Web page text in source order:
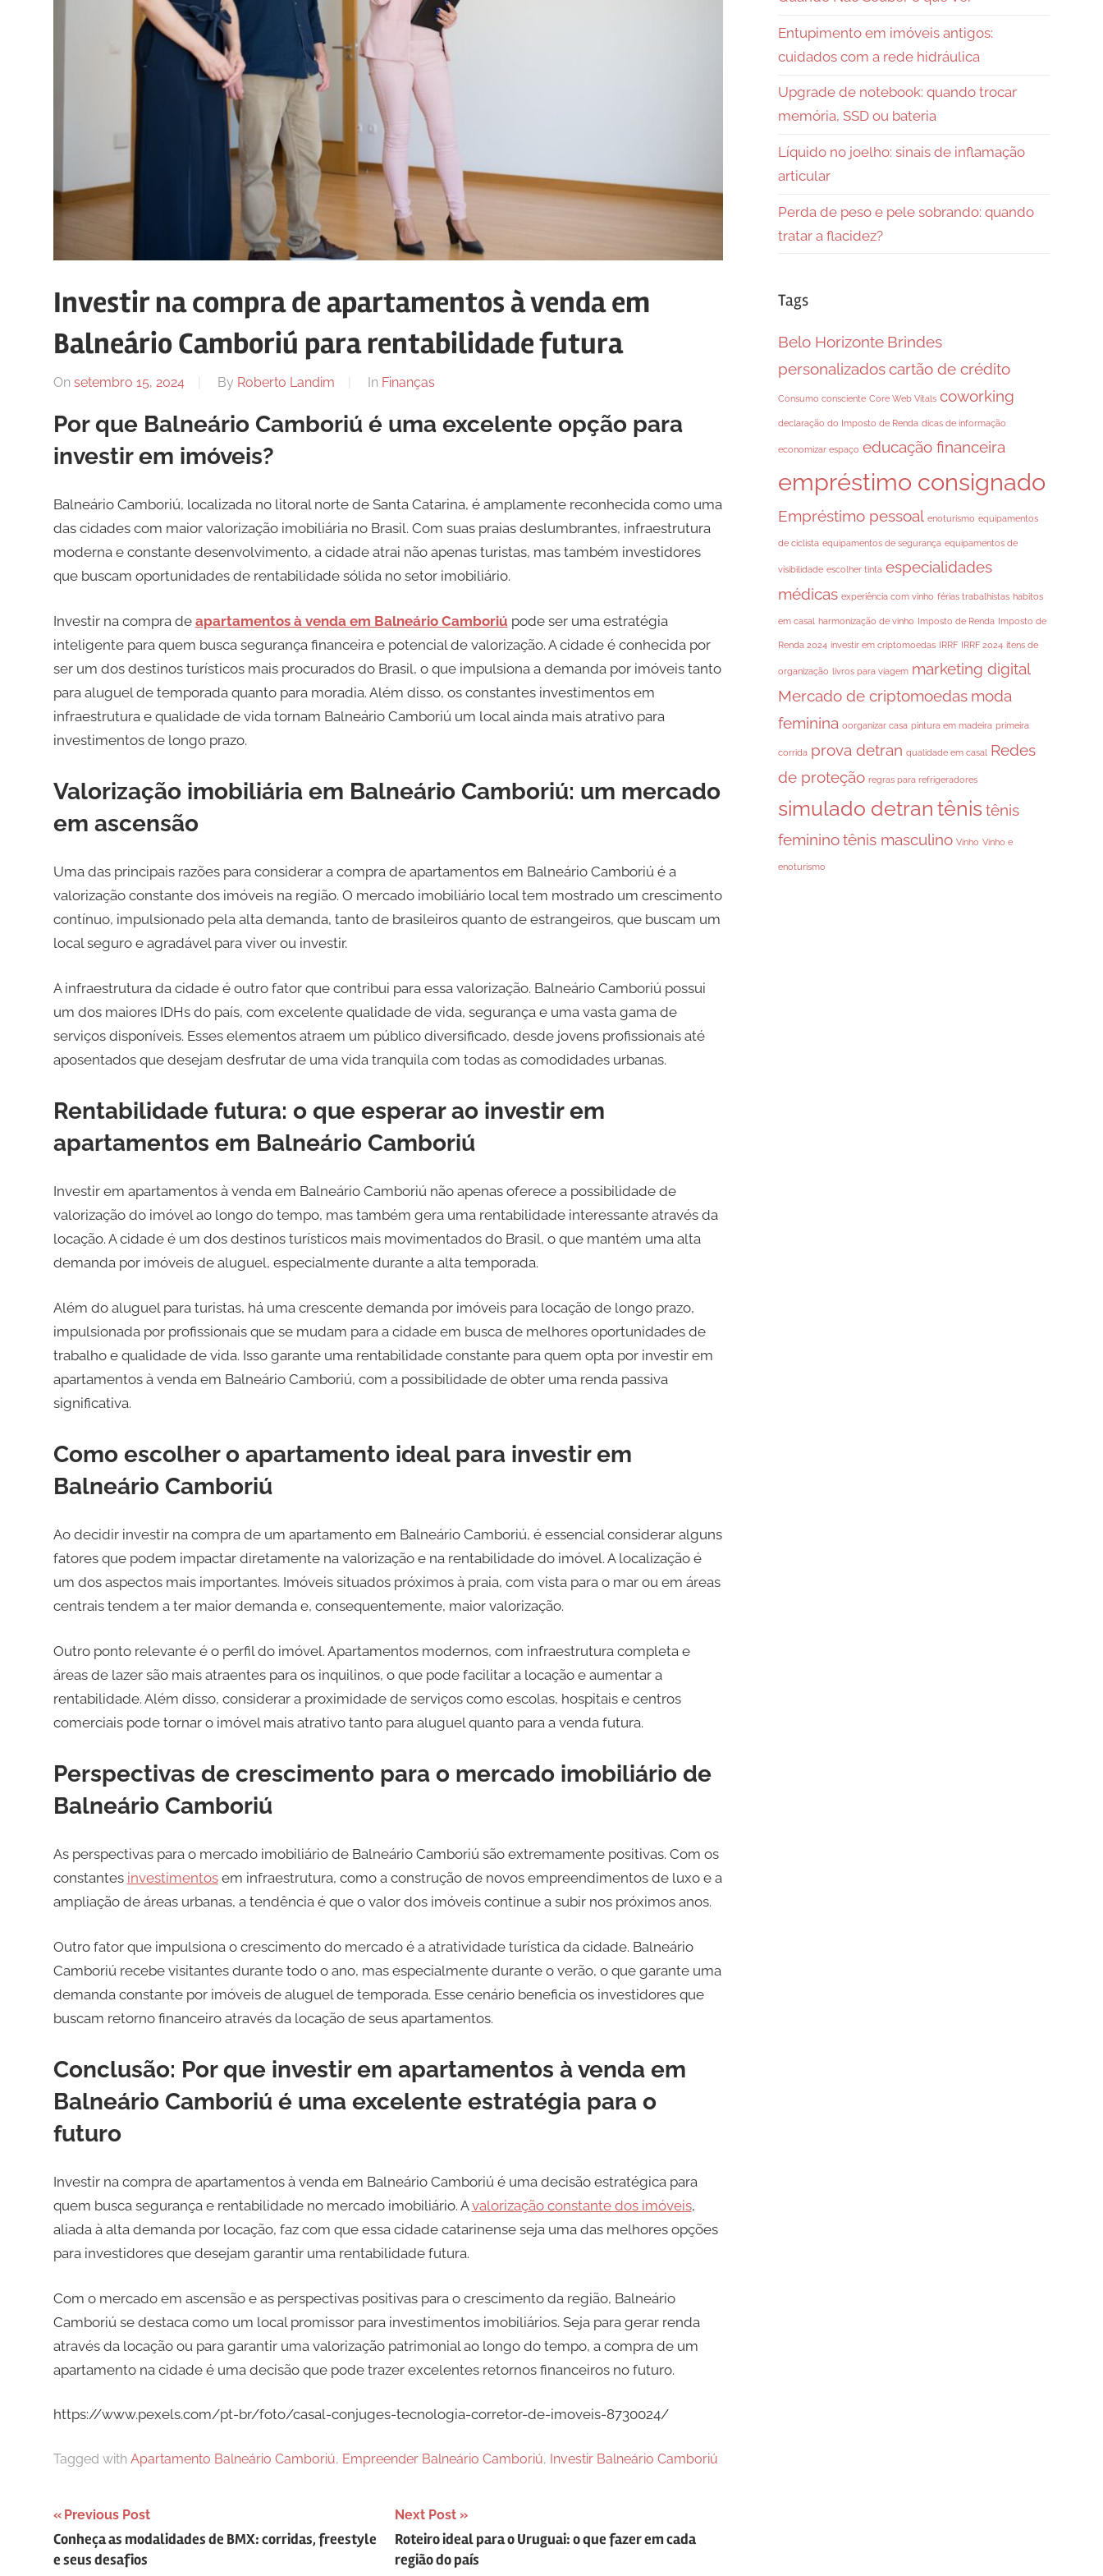
Investir na compra de apartamentos à venda em
Balneário Camboriú para rentabilidade futura
On setembro 15, 2024 By Roberto Landim In Finanças
Por que Balneário Camboriú é uma excelente opção para
investir em imóveis?
Balneário Camboriú, localizada no litoral norte de Santa Catarina, é amplamente reconhecida como uma
das cidades com maior valorização imobiliária no Brasil. Com suas praias deslumbrantes, infraestrutura
moderna e constante desenvolvimento, a cidade atrai não apenas turistas, mas também investidores
que buscam oportunidades de rentabilidade sólida no setor imobiliário.
Investir na compra de apartamentos à venda em Balneário Camboriú pode ser uma estratégia
inteligente para quem busca segurança financeira e potencial de valorização. A cidade é conhecida por
ser um dos destinos turísticos mais procurados do Brasil, o que impulsiona a demanda por imóveis tanto
para aluguel de temporada quanto para moradia. Além disso, os constantes investimentos em
infraestrutura e qualidade de vida tornam Balneário Camboriú um local ainda mais atrativo para
investimentos de longo prazo.
Valorização imobiliária em Balneário Camboriú: um mercado
em ascensão
Uma das principais razões para considerar a compra de apartamentos em Balneário Camboriú é a
valorização constante dos imóveis na região. O mercado imobiliário local tem mostrado um crescimento
contínuo, impulsionado pela alta demanda, tanto de brasileiros quanto de estrangeiros, que buscam um
local seguro e agradável para viver ou investir.
A infraestrutura da cidade é outro fator que contribui para essa valorização. Balneário Camboriú possui
um dos maiores IDHs do país, com excelente qualidade de vida, segurança e uma vasta gama de
serviços disponíveis. Esses elementos atraem um público diversificado, desde jovens profissionais até
aposentados que desejam desfrutar de uma vida tranquila com todas as comodidades urbanas.
Rentabilidade futura: o que esperar ao investir em
apartamentos em Balneário Camboriú
Investir em apartamentos à venda em Balneário Camboriú não apenas oferece a possibilidade de
valorização do imóvel ao longo do tempo, mas também gera uma rentabilidade interessante através da
locação. A cidade é um dos destinos turísticos mais movimentados do Brasil, o que mantém uma alta
demanda por imóveis de aluguel, especialmente durante a alta temporada.
Além do aluguel para turistas, há uma crescente demanda por imóveis para locação de longo prazo,
impulsionada por profissionais que se mudam para a cidade em busca de melhores oportunidades de
trabalho e qualidade de vida. Isso garante uma rentabilidade constante para quem opta por investir em
apartamentos à venda em Balneário Camboriú, com a possibilidade de obter uma renda passiva
significativa.
Como escolher o apartamento ideal para investir em
Balneário Camboriú
Ao decidir investir na compra de um apartamento em Balneário Camboriú, é essencial considerar alguns
fatores que podem impactar diretamente na valorização e na rentabilidade do imóvel. A localização é
um dos aspectos mais importantes. Imóveis situados próximos à praia, com vista para o mar ou em áreas
centrais tendem a ter maior demanda e, consequentemente, maior valorização.
Outro ponto relevante é o perfil do imóvel. Apartamentos modernos, com infraestrutura completa e
áreas de lazer são mais atraentes para os inquilinos, o que pode facilitar a locação e aumentar a
rentabilidade. Além disso, considerar a proximidade de serviços como escolas, hospitais e centros
comerciais pode tornar o imóvel mais atrativo tanto para aluguel quanto para a venda futura.
Perspectivas de crescimento para o mercado imobiliário de
Balneário Camboriú
As perspectivas para o mercado imobiliário de Balneário Camboriú são extremamente positivas. Com os
constantes investimentosem infraestrutura, como a construção de novos empreendimentos de luxo e a
ampliação de áreas urbanas, a tendência é que o valor dos imóveis continue a subir nos próximos anos.
Outro fator que impulsiona o crescimento do mercado é a atratividade turística da cidade. Balneário
Camboriú recebe visitantes durante todo o ano, mas especialmente durante o verão, o que garante uma
demanda constante por imóveis de aluguel de temporada. Esse cenário beneficia os investidores que
buscam retorno financeiro através da locação de seus apartamentos.
Conclusão: Por que investir em apartamentos à venda em
Balneário Camboriú é uma excelente estratégia para o
futuro
Investir na compra de apartamentos à venda em Balneário Camboriú é uma decisão estratégica para
quem busca segurança e rentabilidade no mercado imobiliário. Avalorização constante dos imóveis,
aliada à alta demanda por locação, faz com que essa cidade catarinense seja uma das melhores opções
para investidores que desejam garantir uma rentabilidade futura.
Com o mercado em ascensão e as perspectivas positivas para o crescimento da região, Balneário
Camboriú se destaca como um local promissor para investimentos imobiliários. Seja para gerar renda
através da locação ou para garantir uma valorização patrimonial ao longo do tempo, a compra de um
apartamento na cidade é uma decisão que pode trazer excelentes retornos financeiros no futuro.
https://www.pexels.com/pt-br/foto/casal-conjuges-tecnologia-corretor-de-imoveis-8730024/
Tagged with Apartamento Balneário Camboriú, Empreender Balneário Camboriú, Investir Balneário Camboriú
Navegação
de
Previous Post
Conheça as modalidades de BMX: corridas, freestyle
e seus desafios
Next Post
Roteiro ideal para o Uruguai: o que fazer em cada
região do país
Entupimento em imóveis antigos:
cuidados com a rede hidráulica
Upgrade de notebook: quando trocar
memória, SSD ou bateria
Líquido no joelho: sinais de inflamação
articular
Perda de peso e pele sobrando: quando
tratar a flacidez?
Tags
Belo Horizonte Brindes
personalizadoscartão de crédito
Consumo consciente Core Web Vitals coworking
declaração do Imposto de Renda dicas de informação
economizar espaço educação financeira
empréstimo consignado
Empréstimo pessoal enoturismo equipamentos
de ciclista equipamentos de segurança equipamentos de
visibilidade escolher tinta especialidades
médicas experiência com vinho férias trabalhistas habitos
em casal harmonização de vinho Imposto de Renda Imposto de
Renda 2024 investir em criptomoedas IRRF IRRF 2024 itens de
organização livros para viagem marketing digital
Mercado de criptomoedas moda
feminina oorganizar casa pintura em madeira primeira
corrida prova detran qualidade em casal Redes
de proteção regras para refrigeradores
simulado detran tênis tênis
femininotênis masculino Vinho Vinho e
enoturismo